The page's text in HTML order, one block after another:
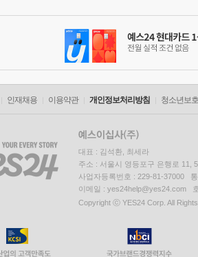
인재채용 이용약관 개인정보처리방침 청소년보
대표 : 김석환, 최세라
주소 : 서울시 영등포구 은행로 11,
사업자등록번호 : 229-81-37000
이메일 : yes24help@yes24.com
Copyright ⓒ YES24 Corp. All